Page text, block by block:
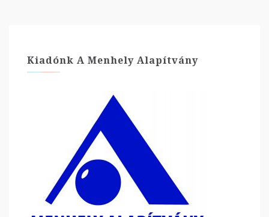
Kiadónk A Menhely Alapítvány